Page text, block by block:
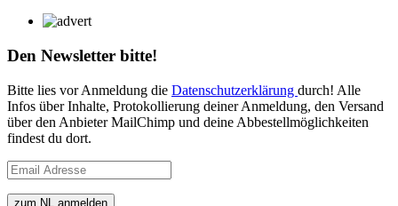
Den Newsletter bitte!
Bitte lies vor Anmeldung die Datenschutzerklärung durch! Alle
Infos über Inhalte, Protokollierung deiner Anmeldung, den Versand
über den Anbieter MailChimp und deine Abbestellmöglichkeiten
findest du dort.